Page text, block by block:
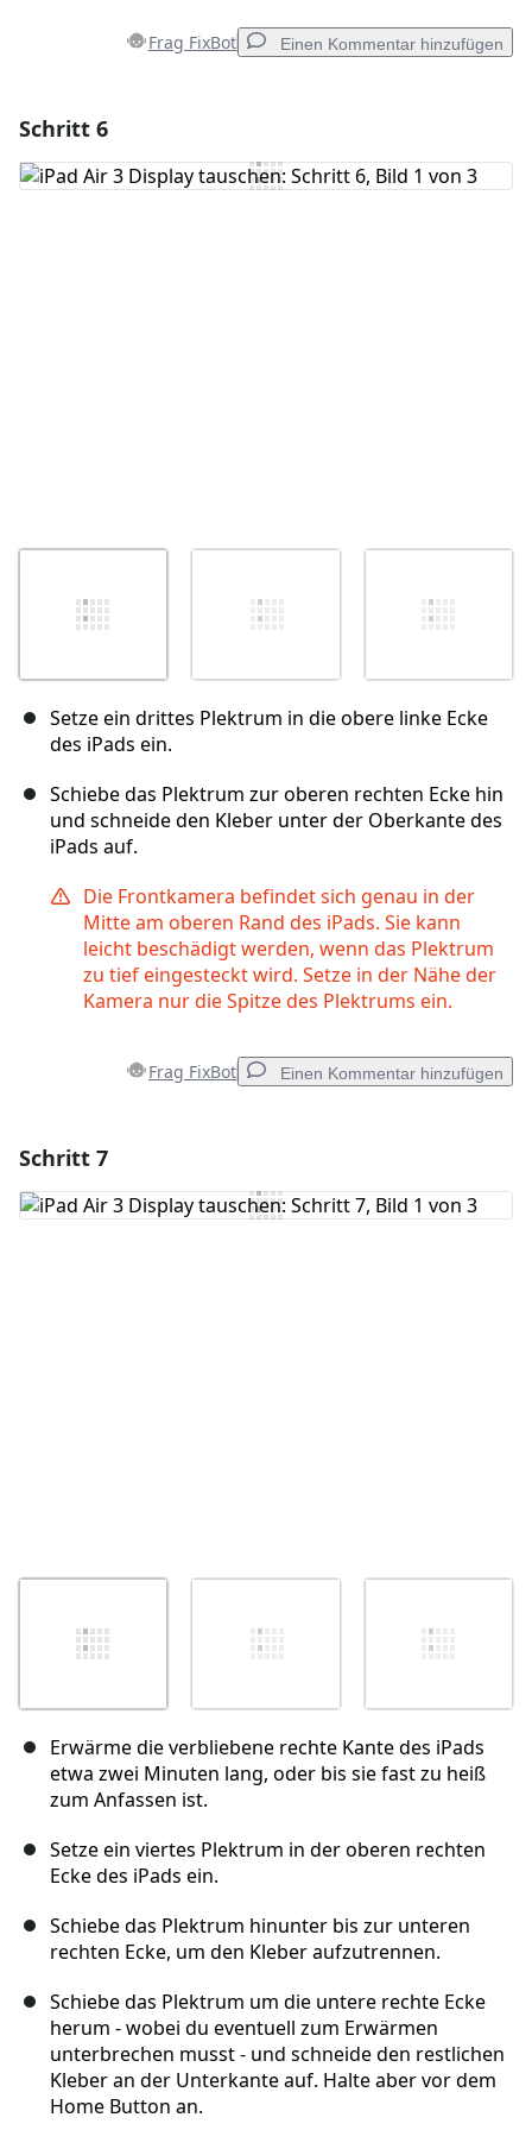
Frag FixBot Einen Kommentar hinzufügen
Kommentar hinzufügen
Schritt 6
Setze ein drittes Plektrum in die obere linke Ecke
des iPads ein.
Schiebe das Plektrum zur oberen rechten Ecke hin
und schneide den Kleber unter der Oberkante des
iPads auf.
Die Frontkamera befindet sich genau in der
Mitte am oberen Rand des iPads. Sie kann
leicht beschädigt werden, wenn das Plektrum
zu tief eingesteckt wird. Setze in der Nähe der
Kamera nur die Spitze des Plektrums ein.
Frag FixBot Einen Kommentar hinzufügen
Kommentar hinzufügen
Schritt 7
Erwärme die verbliebene rechte Kante des iPads
etwa zwei Minuten lang, oder bis sie fast zu heiß
zum Anfassen ist.
Setze ein viertes Plektrum in der oberen rechten
Ecke des iPads ein.
Schiebe das Plektrum hinunter bis zur unteren
rechten Ecke, um den Kleber aufzutrennen.
Schiebe das Plektrum um die untere rechte Ecke
herum - wobei du eventuell zum Erwärmen
unterbrechen musst - und schneide den restlichen
Kleber an der Unterkante auf. Halte aber vor dem
Home Button an.